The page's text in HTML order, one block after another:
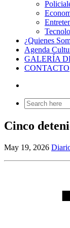
¿Quienes
Agenda
GALERÍA
CONTACTO
Search
for:
Cinco
May 19, 2026